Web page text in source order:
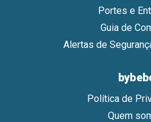
Portes e
Guia de
Alertas de
Política de
Quem